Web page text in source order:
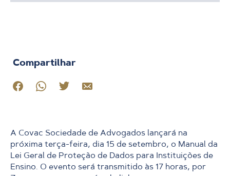
Compartilhar
A Covac Sociedade de Advogados lançará na
próxima terça-feira, dia 15 de setembro, o Manual da
Lei Geral de Proteção de Dados para Instituições de
Ensino. O evento será transmitido às 17 horas, por